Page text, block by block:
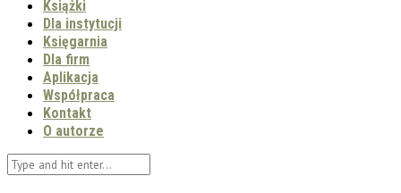
Książki
Dla instytucji
Księgarnia
Dla firm
Aplikacja
Współpraca
Kontakt
O autorze